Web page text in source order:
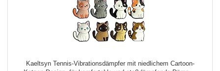
Kaeltsyn Tennis-Vibrationsdämpfer mit niedlichem Cartoon-